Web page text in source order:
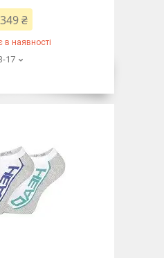
349 ₴
в наявності
17